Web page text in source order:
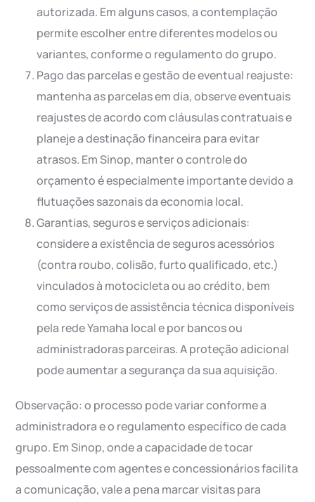
autorizada. Em alguns casos, a contemplação
permite escolher entre diferentes modelos ou
variantes, conforme o regulamento do grupo.
Pago das parcelas e gestão de eventual reajuste:
mantenha as parcelas em dia, observe eventuais
reajustes de acordo com cláusulas contratuais e
planeje a destinação financeira para evitar
atrasos. Em Sinop, manter o controle do
orçamento é especialmente importante devido a
flutuações sazonais da economia local.
Garantias, seguros e serviços adicionais:
considere a existência de seguros acessórios
(contra roubo, colisão, furto qualificado, etc.)
vinculados à motocicleta ou ao crédito, bem
como serviços de assistência técnica disponíveis
pela rede Yamaha local e por bancos ou
administradoras parceiras. A proteção adicional
pode aumentar a segurança da sua aquisição.
Observação: o processo pode variar conforme a
administradora e o regulamento específico de cada
grupo. Em Sinop, onde a capacidade de tocar
pessoalmente com agentes e concessionários facilita
a comunicação, vale a pena marcar visitas para